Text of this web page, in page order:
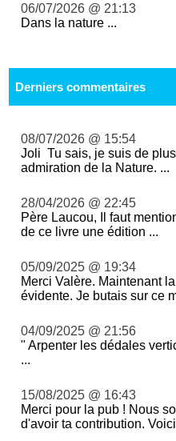
06/07/2026 @ 21:13
Dans la nature ...
Derniers commentaires
08/07/2026 @ 15:54
Joli Tu sais, je suis de
admiration de la Nature. ...
28/04/2026 @ 22:45
Père Laucou, Il faut
de ce livre une édition ...
05/09/2025 @ 19:34
Merci Valère. Maintenant
évidente. Je butais sur ce
04/09/2025 @ 21:56
" Arpenter les dédales
...
15/08/2025 @ 16:43
Merci pour la pub ! Nous
d'avoir ta contribution.